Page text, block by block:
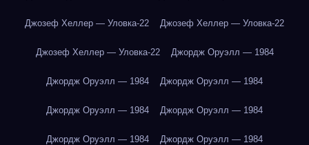
Джозеф Хеллер — Уловка-22 Джозеф Хеллер — Уловка-22
Джозеф Хеллер — Уловка-22 Джордж Оруэлл — 1984
Джордж Оруэлл — 1984 Джордж Оруэлл — 1984
Джордж Оруэлл — 1984 Джордж Оруэлл — 1984
Джордж Оруэлл — 1984 Джордж Оруэлл — 1984